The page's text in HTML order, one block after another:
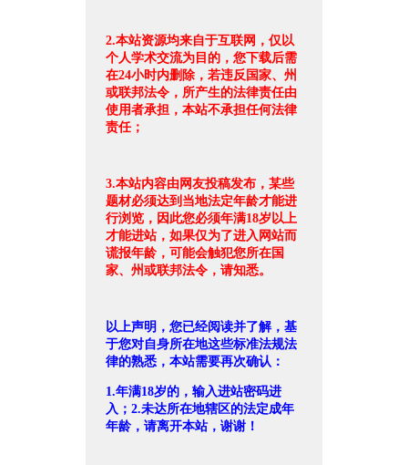
2.本站资源均来自于互联网，仅以
个人学术交流为目的，您下载后需
在24小时内删除，若违反国家、州
或联邦法令，所产生的法律责任由
使用者承担，本站不承担任何法律
责任；
3.本站内容由网友投稿发布，某些
题材必须达到当地法定年龄才能进
行浏览，因此您必须年满18岁以上
才能进站，如果仅为了进入网站而
谎报年龄，可能会触犯您所在国
家、州或联邦法令，请知悉。
以上声明，您已经阅读并了解，基
于您对自身所在地这些标准法规法
律的熟悉，本站需要再次确认：
1.年满18岁的，输入进站密码进
入；2.未达所在地辖区的法定成年
年龄，请离开本站，谢谢！